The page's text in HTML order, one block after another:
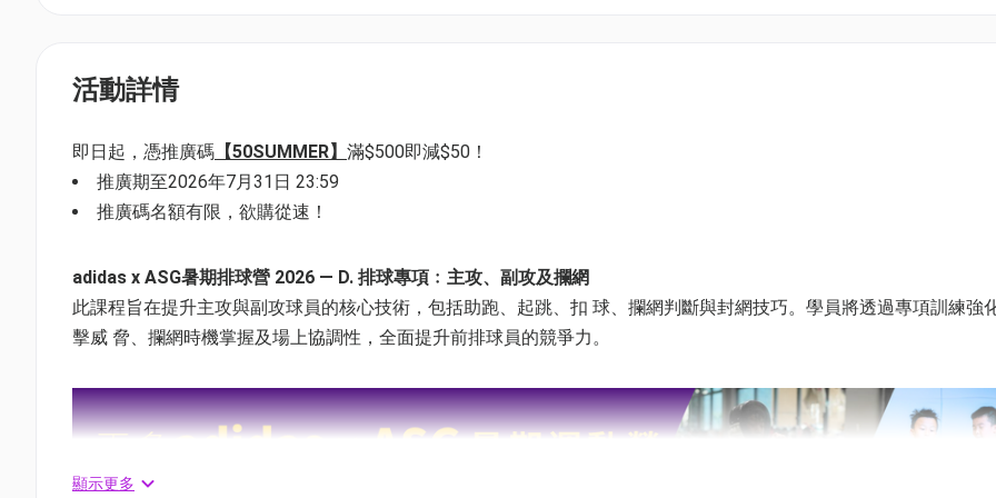
活動詳情
即日起，憑推廣碼 【50SUMMER】 滿$500即減$50！
推廣期至2026年7月31日 23:59
推廣碼名額有限，欲購從速！
adidas x ASG暑期排球營 2026 — D. 排球專項﹕主攻、副攻及攔網
此課程旨在提升主攻與副攻球員的核心技術，包括助跑、起跳、扣 球、攔網判斷與封網技巧。學員將透過專項訓練強
擊威 脅、攔網時機掌握及場上協調性，全面提升前排球員的競爭⼒。
顯示更多